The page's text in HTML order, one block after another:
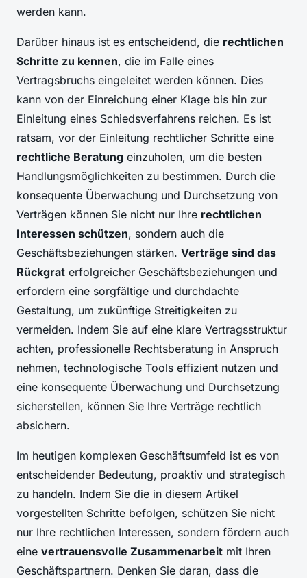
werden kann.
Darüber hinaus ist es entscheidend, die rechtlichen
Schritte zu kennen, die im Falle eines
Vertragsbruchs eingeleitet werden können. Dies
kann von der Einreichung einer Klage bis hin zur
Einleitung eines Schiedsverfahrens reichen. Es ist
ratsam, vor der Einleitung rechtlicher Schritte eine
rechtliche Beratung einzuholen, um die besten
Handlungsmöglichkeiten zu bestimmen. Durch die
konsequente Überwachung und Durchsetzung von
Verträgen können Sie nicht nur Ihre rechtlichen
Interessen schützen, sondern auch die
Geschäftsbeziehungen stärken. Verträge sind das
Rückgrat erfolgreicher Geschäftsbeziehungen und
erfordern eine sorgfältige und durchdachte
Gestaltung, um zukünftige Streitigkeiten zu
vermeiden. Indem Sie auf eine klare Vertragsstruktur
achten, professionelle Rechtsberatung in Anspruch
nehmen, technologische Tools effizient nutzen und
eine konsequente Überwachung und Durchsetzung
sicherstellen, können Sie Ihre Verträge rechtlich
absichern.
Im heutigen komplexen Geschäftsumfeld ist es von
entscheidender Bedeutung, proaktiv und strategisch
zu handeln. Indem Sie die in diesem Artikel
vorgestellten Schritte befolgen, schützen Sie nicht
nur Ihre rechtlichen Interessen, sondern fördern auch
eine vertrauensvolle Zusammenarbeit mit Ihren
Geschäftspartnern. Denken Sie daran, dass die